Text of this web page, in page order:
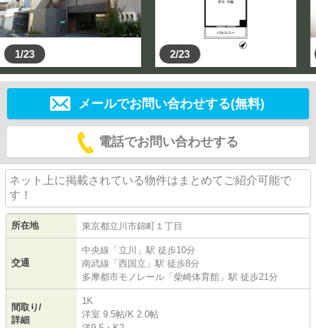
1/23 2/23
メールでお問い合わせする(無料)
電話でお問い合わせする
ネット上に掲載されている物件はまとめてご紹介可能で
す！
所在地 東京都立川市錦町 １丁目
交通
中央線 「立川 」駅 徒歩10分
南武線 「西国立 」駅 徒歩8分
多摩都市モノレール 「柴崎体育館 」駅 徒歩21分
間取り/
詳細
1K
洋室 9.5帖/K 2.0帖